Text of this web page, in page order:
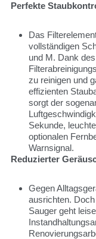
Perfekte
Das
vollständigen
und M. Dank
zu reinigen und
effizienten
sorgt der
Sekunde,
optionalen
Warnsignal.
Reduzierter
Gegen
ausrichten.
Sauger geht